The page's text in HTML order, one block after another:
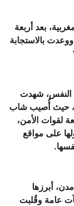
بعد أربعة
بالاستجابة
النفس، شهدت
حيث أُصيب شاب
لقوات الأمن،
على مواقع
.
أبرزها
عامة وقُلبت